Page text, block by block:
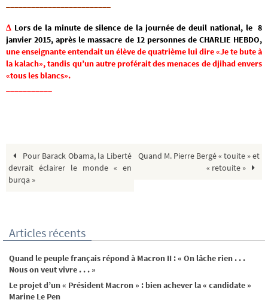
Δ Lors de la minute de silence de la journée de deuil national, le 8
janvier 2015, après le massacre de 12 personnes de CHARLIE HEBDO,
une enseignante entendait un élève de quatrième lui dire «Je te bute à
la kalach», tandis qu’un autre proférait des menaces de djihad envers
«tous les blancs».
Pour Barack Obama, la Liberté
devrait éclairer le monde « en
burqa »
Quand M. Pierre Bergé « touite » et
« retouite »
Articles récents
Quand le peuple français répond à Macron II : « On lâche rien . . .
Nous on veut vivre . . . »
Le projet d’un « Président Macron » : bien achever la « candidate »
Marine Le Pen